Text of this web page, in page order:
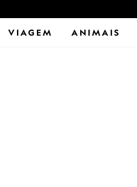
VIAGEM ANIMAIS